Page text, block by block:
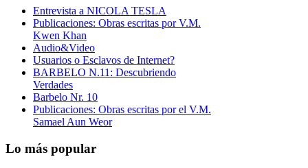
Entrevista a NICOLA TESLA
Publicaciones: Obras escritas por V.M.
Kwen Khan
Audio&Video
Usuarios o Esclavos de Internet?
BARBELO N.11: Descubriendo
Verdades
Barbelo Nr. 10
Publicaciones: Obras escritas por el V.M.
Samael Aun Weor
Lo más popular